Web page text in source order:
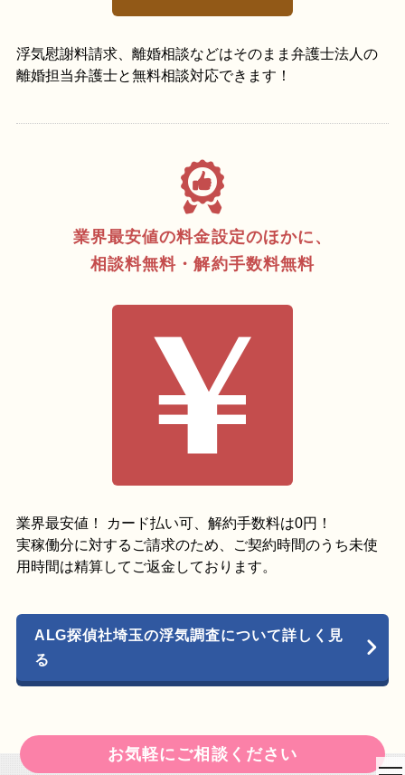
浮気慰謝料請求、離婚相談などはそのまま弁護士法人の
離婚担当弁護士と無料相談対応できます！
業界最安値の料金設定のほかに、
相談料無料・解約手数料無料
業界最安値！ カード払い可、解約手数料は0円！
実稼働分に対するご請求のため、ご契約時間のうち未使
用時間は精算してご返金しております。
ALG探偵社埼玉の浮気調査について詳しく見
る
お気軽にご相談ください